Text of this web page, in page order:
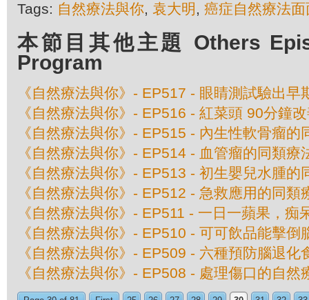
Tags: 自然療法與你, 袁大明 , 癌症自然療法面
本節目其他主題 Others
Program
《自然療法與你》- EP517 - 眼睛測試驗出早
《自然療法與你》- EP516 - 紅菜頭 90分鐘
《自然療法與你》- EP515 - 內生性軟骨瘤的
《自然療法與你》- EP514 - 血管瘤的同類療
《自然療法與你》- EP513 - 初生嬰兒水腫的
《自然療法與你》- EP512 - 急救應用的同類
《自然療法與你》- EP511 - 一日一蘋果，痴
《自然療法與你》- EP510 - 可可飲品能擊倒
《自然療法與你》- EP509 - 六種預防腦退化
《自然療法與你》- EP508 - 處理傷口的自然